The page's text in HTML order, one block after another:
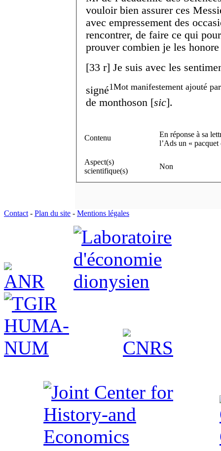
vouloir bien assurer ces
avec empressement des
rencontrer, de faire ce qui
prouver combien je les
[33 r] Je suis avec les
signé1Mot manifestement ajouté
de monthoson [sic].
Contenu
En réponse à sa
l’Ads un «
Aspect(s)
scientifique(s)
Non
Contact - Plan du site - Mentions légales